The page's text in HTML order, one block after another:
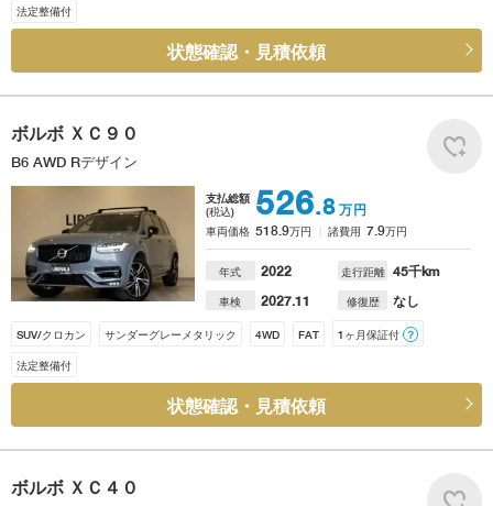
法定整備付
状態確認・見積依頼
ボルボ ＸＣ９０
B6 AWD Rデザイン
支払総額
(税込)
526.8 万円
車両価格 518.9万円 諸費用 7.9万円
年式 2022 走行距離 45千km
車検 2027.11 修復歴 なし
SUV/クロカン サンダーグレーメタリック 4WD FAT 1ヶ月保証付 ？
法定整備付
状態確認・見積依頼
ボルボ ＸＣ４０